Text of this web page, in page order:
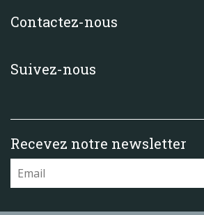
Contactez-nous
Suivez-nous
Recevez notre newsletter